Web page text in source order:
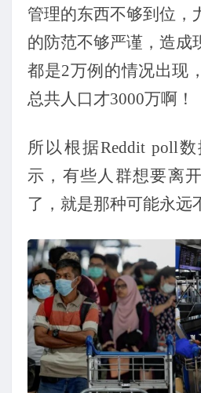
管理的东西不够到位，
的防范不够严谨，造成
都是2万例的情况出现
总共人口才3000万啊！
所以根据Reddit poll
示，有些人群想要离
了，就是那种可能永远